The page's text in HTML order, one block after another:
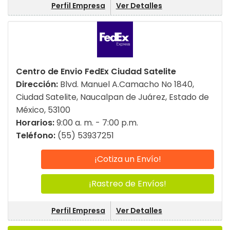
Perfil Empresa Ver Detalles
Centro de Envio FedEx Ciudad Satelite
Dirección: Blvd. Manuel A.Camacho No 1840,
Ciudad Satelite, Naucalpan de Juárez, Estado de
México, 53100
Horarios:9:00 a. m. - 7:00 p.m.
Teléfono: (55) 53937251
¡Cotiza un Envío!
¡Rastreo de Envíos!
Perfil Empresa Ver Detalles